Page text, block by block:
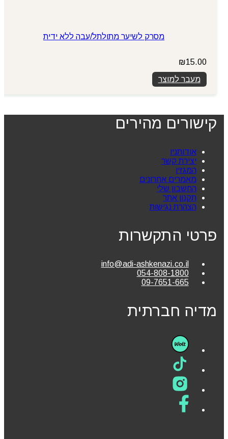
מסרק לשיער מתולתל/עבה ללא ידית
₪15.00
מעבר למוצר
קישורים מהירים
אודותניו
יצירת קשר
המגזין
מאמרים אחרונים
החשבון שלי
תקנון אתר
הצהרת נגישות
פרטי התקשרות
info@adi-ashkenazi.co.il
054-808-1800
09-7651-665
מדיה חברתית